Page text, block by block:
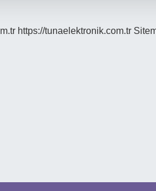
https://tunaelektronik.com.tr